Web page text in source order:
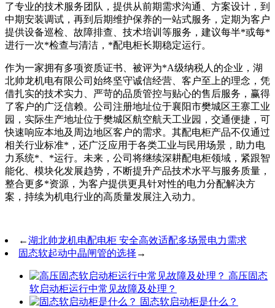
了专业的技术服务团队，提供从前期需求沟通、方案设计，到
中期安装调试，再到后期维护保养的一站式服务，定期为客户
提供设备巡检、故障排查、技术培训等服务，建议每半*或每*
进行一次*检查与清洁，*配电柜长期稳定运行。
作为一家拥有多项资质证书、被评为*A级纳税人的企业，湖
北帅龙机电有限公司始终坚守诚信经营、客户至上的理念，凭
借扎实的技术实力、严苛的品质管控与贴心的售后服务，赢得
了客户的广泛信赖。公司注册地址位于襄阳市樊城区王寨工业
园，实际生产地址位于樊城区航空航天工业园，交通便捷，可
快速响应本地及周边地区客户的需求。其配电柜产品不仅通过
相关行业标准*，还广泛应用于各类工业与民用场景，助力电
力系统*、*运行。未来，公司将继续深耕配电柜领域，紧跟智
能化、模块化发展趋势，不断提升产品技术水平与服务质量，
整合更多*资源，为客户提供更具针对性的电力分配解决方
案，持续为机电行业的高质量发展注入动力。
←湖北帅龙机电配电柜 安全高效适配多场景电力需求
固态软起动中晶闸管的选择 →
高压固态
软启动柜运行中常见故障及处理？
固态软启动柜是什么？